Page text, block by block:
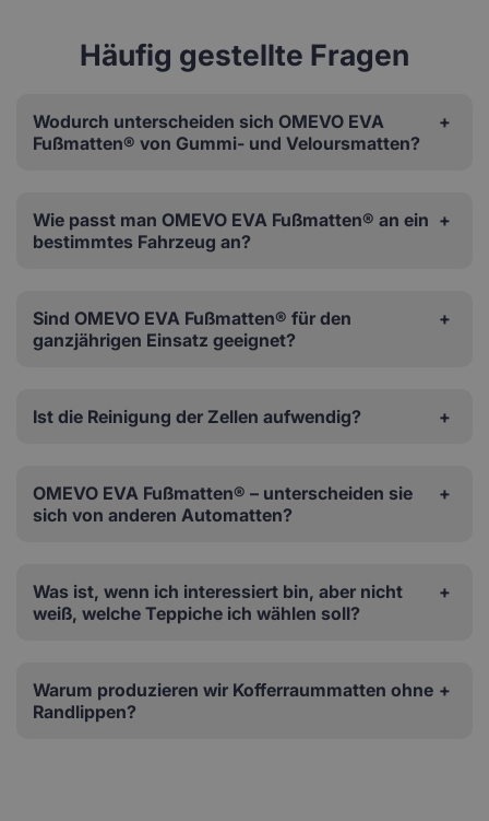
Häufig gestellte Fragen
Wodurch unterscheiden sich OMEVO EVA
Fußmatten® von Gummi- und Veloursmatten?
Wie passt man OMEVO EVA Fußmatten® an ein
bestimmtes Fahrzeug an?
Sind OMEVO EVA Fußmatten® für den
ganzjährigen Einsatz geeignet?
Ist die Reinigung der Zellen aufwendig?
OMEVO EVA Fußmatten® – unterscheiden sie
sich von anderen Automatten?
Was ist, wenn ich interessiert bin, aber nicht
weiß, welche Teppiche ich wählen soll?
Warum produzieren wir Kofferraummatten ohne
Randlippen?